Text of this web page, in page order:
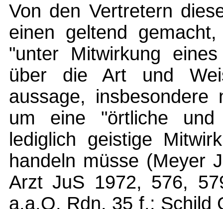
Von den Vertretern
einen geltend
"unter Mitwirkung
über die Art und
aussage,
um eine "örtliche
lediglich geistige
handeln müsse (Meyer
Arzt JuS 1972, 576,
a.a.O. Rdn. 35 f.; Schild